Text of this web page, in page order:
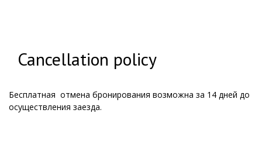
Cancellation policy
Бесплатная отмена бронирования возможна за 14 дней до
осуществления заезда.